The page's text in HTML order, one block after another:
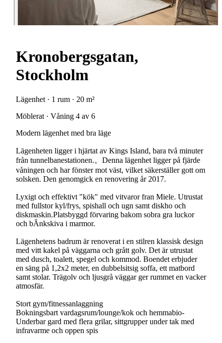
Kronobergsgatan,
Stockholm
Lägenhet · 1 rum · 20 m²
Möblerat · Våning 4 av 6
Modern lägenhet med bra läge
Lägenheten ligger i hjärtat av Kings Island, bara två minuter
från tunnelbanestationen.。Denna lägenhet ligger på fjärde
våningen och har fönster mot väst, vilket säkerställer gott om
solsken. Den genomgick en renovering år 2017.
Lyxigt och effektivt "kök" med vitvaror fran Miele. Utrustat
med fullstor kyl/frys, spishall och ugn samt diskho och
diskmaskin.Platsbyggd förvaring bakom sobra gra luckor
och bÃnkskiva i marmor.
Lägenhetens badrum är renoverat i en stilren klassisk design
med vitt kakel på väggarna och grått golv. Det är utrustat
med dusch, toalett, spegel och kommod. Boendet erbjuder
en säng på 1,2x2 meter, en dubbelsitsig soffa, ett matbord
samt stolar. Trägolv och ljusgrå väggar ger rummet en vacker
atmosfär.
Stort gym/fitnessanlaggning
Bokningsbart vardagsrum/lounge/kok och hemmabio-
Underbar gard med flera grilar, sittgrupper under tak med
infravarme och oppen spis